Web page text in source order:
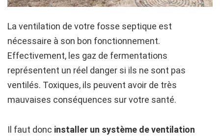
La ventilation de votre fosse septique est
nécessaire à son bon fonctionnement.
Effectivement, les gaz de fermentations
représentent un réel danger si ils ne sont pas
ventilés. Toxiques, ils peuvent avoir de très
mauvaises conséquences sur votre santé.
Il faut donc installer un système de ventilation